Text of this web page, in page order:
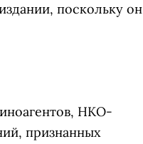
поскольку он
НКО-
признанных